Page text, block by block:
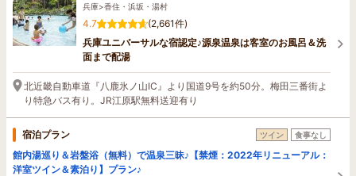
兵庫>香住・浜坂・湯村
4.7
(2,661件)
兵庫ユニバーサルな宿認定♪源泉温泉は客室のお風呂＆洗
面まで配湯
北近畿自動車道『八鹿氷ノ山IC』より国道9号を約50分。梅田三番街よ
り特急バス有り。JR江原駅無料送迎有り
宿泊プラン ツイン 食事なし
館内湯巡り＆岩盤浴（無料）で温泉三昧♪【禁煙：2022年リニューアル：
洋室ツイン＆素泊り】プラン♪